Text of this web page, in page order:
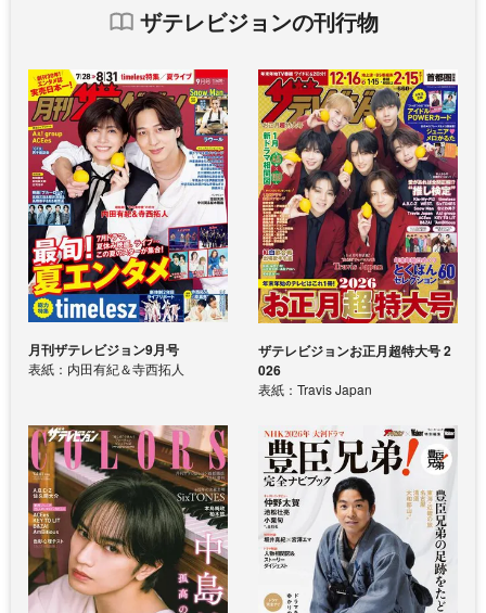
ザテレビジョンの刊行物
月刊ザテレビジョン9月号
表紙：内田有紀＆寺西拓人
ザテレビジョンお正月超特大号 2
026
表紙：Travis Japan